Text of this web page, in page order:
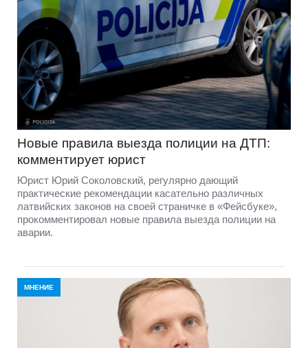
Новые правила выезда полиции на ДТП:
комментирует юрист
Юрист Юрий Соколовский, регулярно дающий
практические рекомендации касательно различных
латвийских законов на своей страничке в «Фейсбуке»,
прокомментировал новые правила выезда полиции на
аварии.
МНЕНИЕ